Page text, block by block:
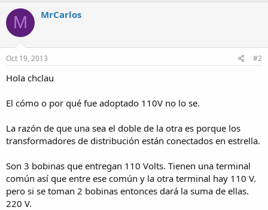
M MrCarlos
Oct 19, 2013 #2
Hola chclau
El cómo o por qué fue adoptado 110V no lo se.
La razón de que una sea el doble de la otra es porque los
transformadores de distribución están conectados en estrella.
Son 3 bobinas que entregan 110 Volts. Tienen una terminal
común así que entre ese común y la otra terminal hay 110 V.
pero si se toman 2 bobinas entonces dará la suma de ellas.
220 V.